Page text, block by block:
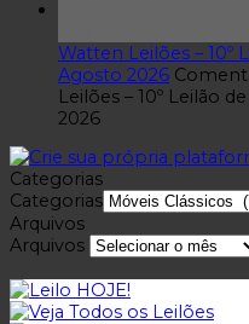
Watten Leilões – 10º
Agosto 2026
Leilões – 10º Leilão
2026
Categorias
Categorias
Arquivos
Arquivos